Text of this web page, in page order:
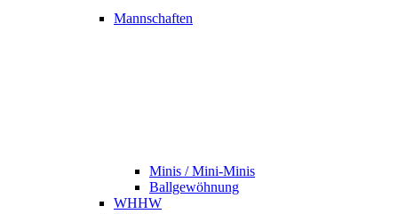
Mannschaften
Minis / Mini-Minis
Ballgewöhnung
WHHW